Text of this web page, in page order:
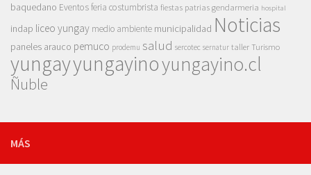
baquedano Eventosferia costumbrista fiestas patrias gendarmeria hospital
indap liceo yungay medio ambiente municipalidad Noticias
paneles arauco pemuco prodemu salud sercotec sernatur taller Turismo
yungayyungayinoyungayino.cl
Ñuble
MÁS